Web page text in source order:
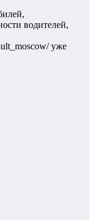
водителей,
уже